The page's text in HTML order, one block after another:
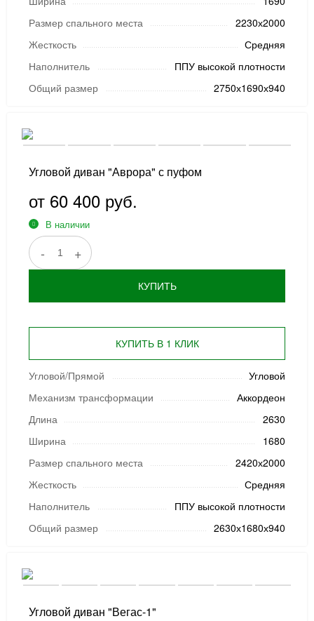
Размер спального места
2230х2000
Жесткость
Средняя
Наполнитель
ППУ высокой плотности
Общий размер
2750х1690х940
Угловой диван "Аврора" с пуфом
от 60 400 руб.
В наличии
- +
КУПИТЬ
КУПИТЬ В 1 КЛИК
Угловой/Прямой
Угловой
Механизм трансформации
Аккордеон
Длина
2630
Ширина
1680
Размер спального места
2420х2000
Жесткость
Средняя
Наполнитель
ППУ высокой плотности
Общий размер
2630х1680х940
Угловой диван "Вегас-1"